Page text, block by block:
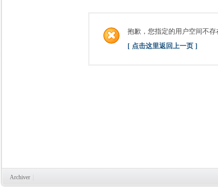
抱歉，您指定的用户空间不存
[ 点击这里返回上一页 ]
Archiver